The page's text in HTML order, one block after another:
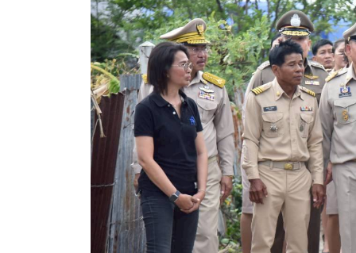
การเสริมสร้างคุณธรรมจริยธรรม
ITA : การประเมินคุณธรรมและความโปร่งใสในการ
การจัดการความรู้ (KM)
ข้อระเบียบและกฎหมาย
มาตรฐานการปฏิบัติงาน
แผนพัฒนาท้องถิ่น ของอบจ.สุพรรณบุรี